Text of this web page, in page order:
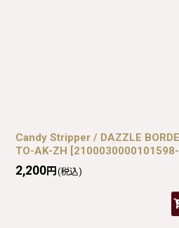
Candy Stripper / DAZZLE
TO-AK-ZH [
2,200円 (税込)